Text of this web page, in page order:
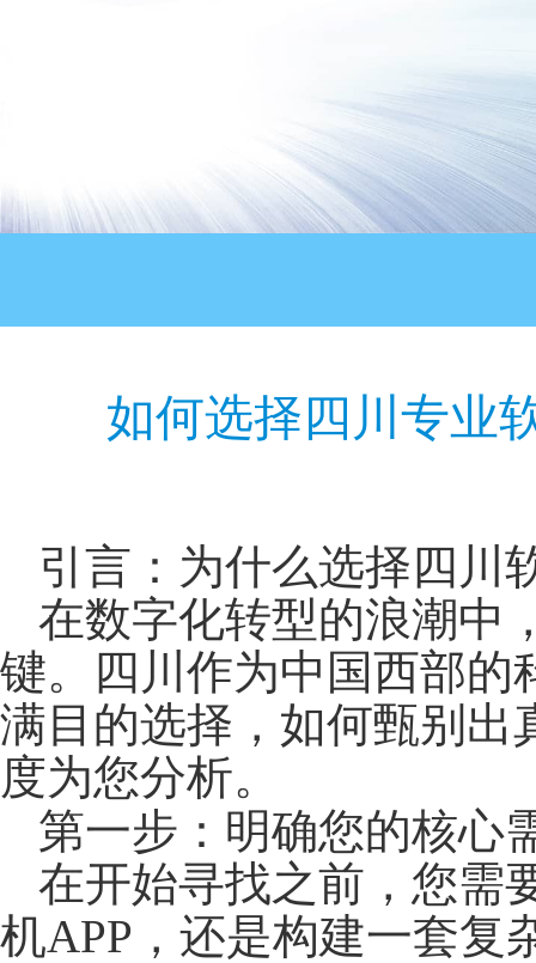
如何选择四川专业
引言：为什么选择四川
在数字化转型的浪潮中
键。四川作为中国西部的
满目的选择，如何甄别
度为您分析。
第一步：明确您的核心
在开始寻找之前，您需
机APP，还是构建一套复